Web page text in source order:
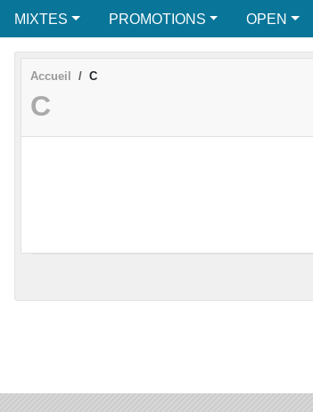
MIXTES PROMOTIONS OPEN
Accueil C
C